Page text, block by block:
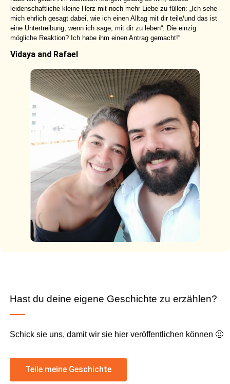
leidenschaftliche kleine Herz mit noch mehr Liebe zu füllen: „Ich sehe
mich ehrlich gesagt dabei, wie ich einen Alltag mit dir teile/und das ist
eine Untertreibung, wenn ich sage, mit dir zu leben“. Die einzig
mögliche Reaktion? Ich habe ihm einen Antrag gemacht!“
Vidaya and Rafael
Hast du deine eigene Geschichte zu erzählen?
Schick sie uns, damit wir sie hier veröffentlichen können 🙂
Teile meine Geschichte